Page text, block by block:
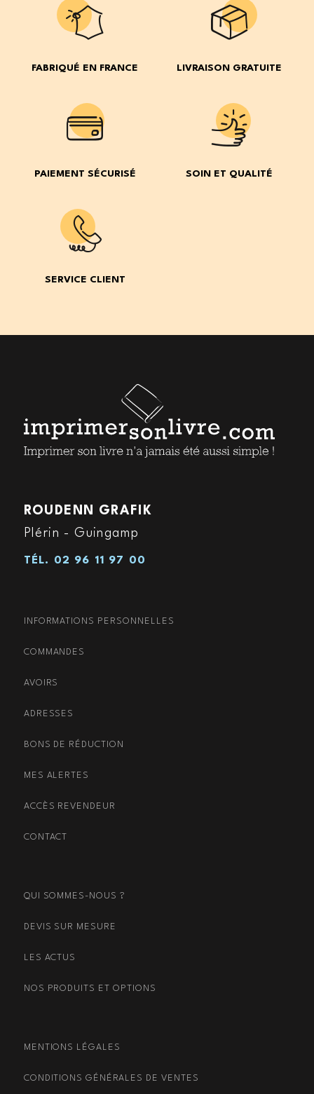
FABRIQUÉ EN FRANCE LIVRAISON GRATUITE
PAIEMENT SÉCURISÉ SOIN ET QUALITÉ
SERVICE CLIENT
ROUDENN GRAFIK
Plérin - Guingamp
TÉL. 02 96 11 97 00
INFORMATIONS PERSONNELLES
COMMANDES
AVOIRS
ADRESSES
BONS DE RÉDUCTION
MES ALERTES
ACCÈS REVENDEUR
CONTACT
QUI SOMMES-NOUS ?
DEVIS SUR MESURE
LES ACTUS
NOS PRODUITS ET OPTIONS
MENTIONS LÉGALES
CONDITIONS GÉNÉRALES DE VENTES